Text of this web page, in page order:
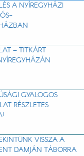
A NYÍREGYHÁZI
– TITKÁRT
GYALOGOS
RÉSZLETES
VISSZA A
DAMJÁN TÁBORRA